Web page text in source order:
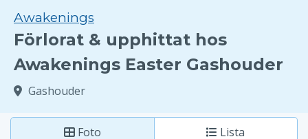
Awakenings
Förlorat & upphittat hos
Awakenings Easter Gashouder
Gashouder
Foto Lista